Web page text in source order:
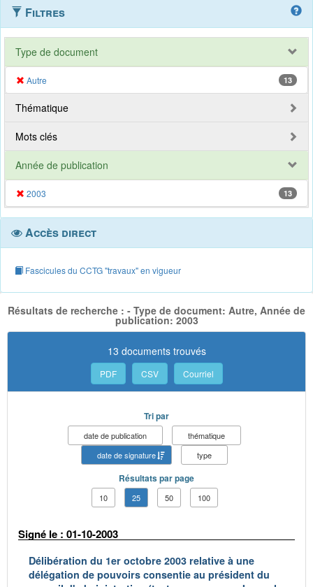
Filtres
Type de document
Autre 13
Thématique
Mots clés
Année de publication
2003 13
Accès direct
Fascicules du CCTG "travaux" en vigueur
Résultats de recherche : - Type de document: Autre, Année de
publication: 2003
13 documents trouvés
PDF CSV Courriel
Tri par
date de publication
thématique
date de signature
type
Résultats par page
10 25 50 100
Signé le : 01-10-2003
Délibération du 1er octobre 2003 relative à une
délégation de pouvoirs consentie au président du